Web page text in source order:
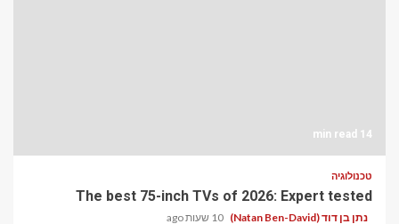
The best 75-inch